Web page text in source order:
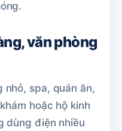
văn phòng
nhỏ, spa, quán ăn,
hoặc hộ kinh
dùng điện nhiều